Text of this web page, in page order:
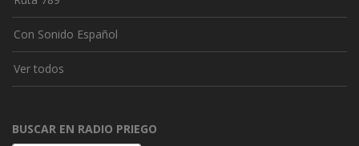
Con Sonido Español
Ver todos
BUSCAR EN RADIO PRIEGO